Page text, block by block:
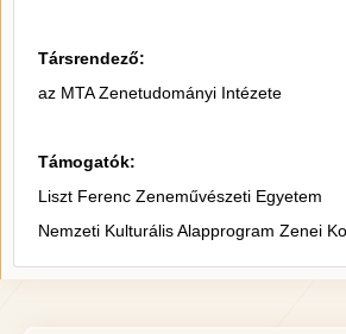
Társrendező:
az MTA Zenetudományi Intézete
Támogatók:
Liszt Ferenc Zeneművészeti Egyetem
Nemzeti Kulturális Alapprogram Zenei